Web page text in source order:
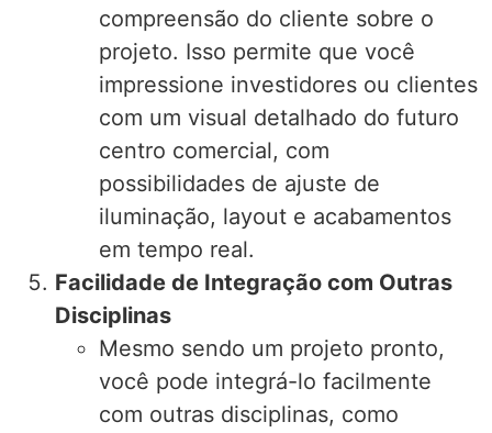
compreensão do cliente sobre o
projeto. Isso permite que você
impressione investidores ou clientes
com um visual detalhado do futuro
centro comercial, com
possibilidades de ajuste de
iluminação, layout e acabamentos
em tempo real.
Facilidade de Integração com Outras
Disciplinas
Mesmo sendo um projeto pronto,
você pode integrá-lo facilmente
com outras disciplinas, como